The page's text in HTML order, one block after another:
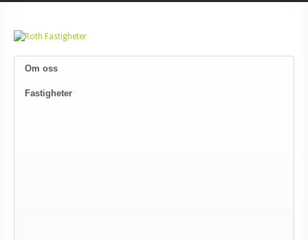
Om oss
Fastigheter